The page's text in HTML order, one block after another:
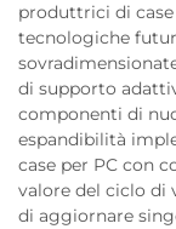
produttrici di
tecnologiche
di supporto
componenti di
espandibilità
case per PC con
valore del ciclo di
di aggiornare